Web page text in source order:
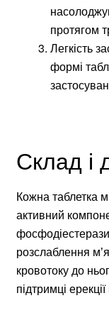
протягом
Легкість
формі
Склад і
Кожна таблетка
активний
розслаблення
кровотоку до
підтримці